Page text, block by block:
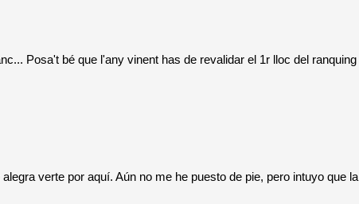
Posa't bé que l'any vinent has de revalidar el 1r lloc del ranquing
verte por aquí. Aún no me he puesto de pie, pero intuyo que la